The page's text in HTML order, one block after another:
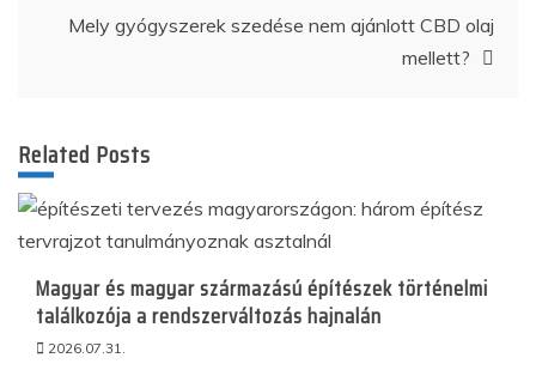
Mely gyógyszerek szedése nem ajánlott CBD olaj
mellett?
Related Posts
Magyar és magyar származású építészek történelmi
találkozója a rendszerváltozás hajnalán
2026.07.31.